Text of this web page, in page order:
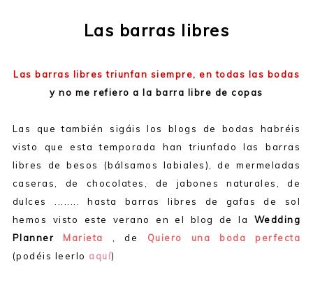
Las barras libres
Las barras libres triunfan siempre, en todas las bodas
y no me refiero a la barra libre de copas
Las que también sigáis los blogs de bodas habréis
visto que esta temporada han triunfado las barras
libres de besos (bálsamos labiales), de mermeladas
caseras, de chocolates, de jabones naturales, de
dulces ........ hasta barras libres de gafas de sol
hemos visto este verano en el blog de la Wedding
Planner
Marieta , de Quiero una boda perfecta
(podéis leerlo aquí)